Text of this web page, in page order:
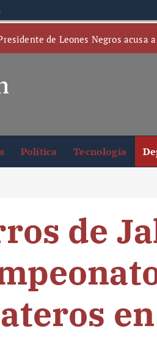
de Leones Negros acusa
Política Tecnología
de